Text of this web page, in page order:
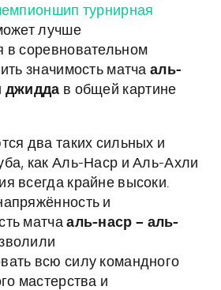
турнирная
лучше
в соревновательном
значимость матчааль-
джидда в общей картине
два таких сильных и
как Аль-Наср и Аль-Ахли
всегда крайне высоки.
и
матчааль-наср – аль-
всю силу командного
мастерства и